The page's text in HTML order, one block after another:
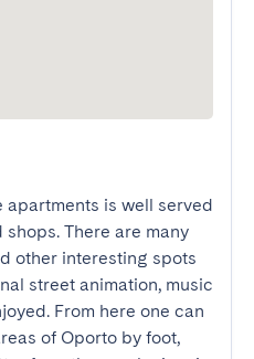
is well served
There are many
other interesting spots
street animation, music
From here one can
of Oporto by foot,